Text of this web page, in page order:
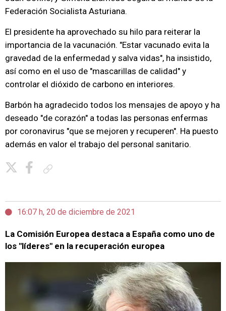
Federación Socialista Asturiana.
El presidente ha aprovechado su hilo para reiterar la
importancia de la vacunación. "Estar vacunado evita la
gravedad de la enfermedad y salva vidas", ha insistido,
así como en el uso de "mascarillas de calidad" y
controlar el dióxido de carbono en interiores.
Barbón ha agradecido todos los mensajes de apoyo y ha
deseado "de corazón" a todas las personas enfermas
por coronavirus "que se mejoren y recuperen". Ha puesto
además en valor el trabajo del personal sanitario.
16:07 h, 20 de diciembre de 2021
La Comisión Europea destaca a España como uno de
los "líderes" en la recuperación europea